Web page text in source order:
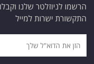
הרשמו לניוזלטר שלנו
התקשורת ישרות למייל